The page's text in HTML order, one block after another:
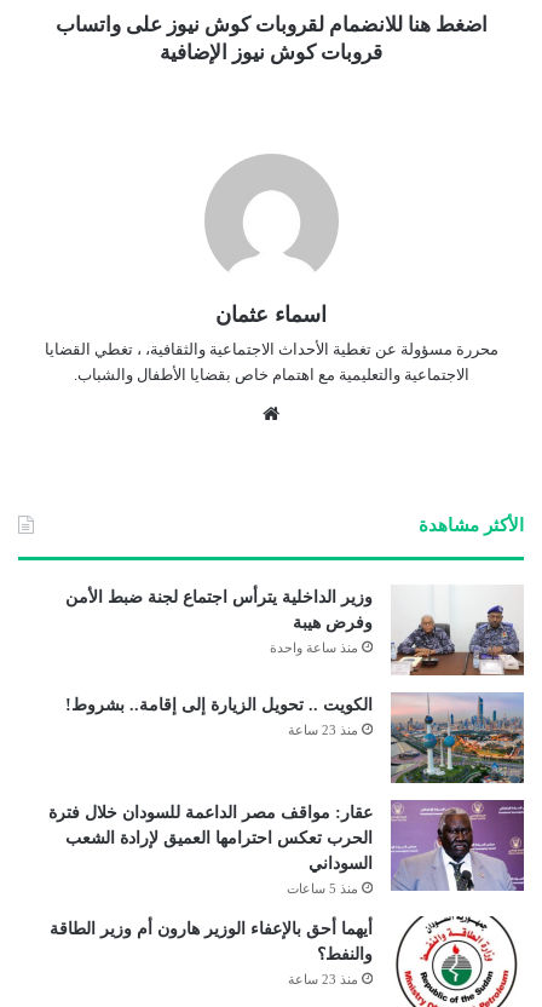
اضغط هنا للانضمام لقروبات كوش نيوز على واتساب
قروبات كوش نيوز الإضافية
اسماء عثمان
محررة مسؤولة عن تغطية الأحداث الاجتماعية والثقافية، ، تغطي القضايا
الاجتماعية والتعليمية مع اهتمام خاص بقضايا الأطفال والشباب.
الأكثر مشاهدة
وزير الداخلية يترأس اجتماع لجنة ضبط الأمن
وفرض هيبة
منذ ساعة واحدة
الكويت .. تحويل الزيارة إلى إقامة.. بشروط!
منذ 23 ساعة
عقار: مواقف مصر الداعمة للسودان خلال فترة
الحرب تعكس احترامها العميق لإرادة الشعب
السوداني
منذ 5 ساعات
أيهما أحق بالإعفاء الوزير هارون أم وزير الطاقة
والنفط؟
منذ 23 ساعة